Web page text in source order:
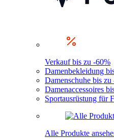
Verkauf bis zu -60%
Damenbekleidung
Damenschuhe bis zu
Damenaccessoires
Sportausrüstung für
Alle Produkte